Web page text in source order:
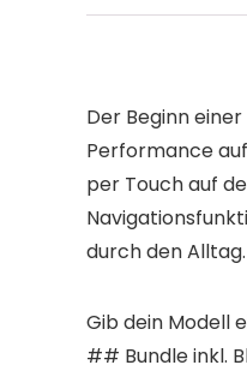
Der Beginn
Performance
per Touch auf
durch den
Gib dein Modell
## Bundle inkl.